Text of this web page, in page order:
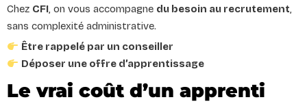
Chez CFI, on vous accompagne du besoin au recrutement,
sans complexité administrative.
Être rappelé par un conseiller
Déposer une offre d’apprentissage
Le vrai coût d’un apprenti